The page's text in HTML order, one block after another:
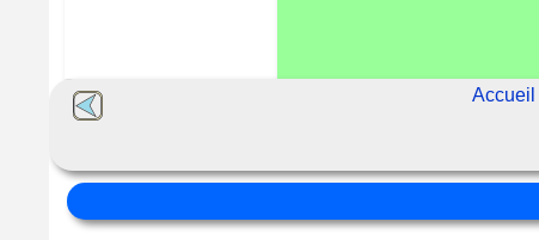
Accueil